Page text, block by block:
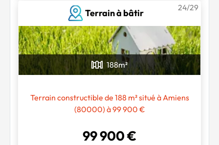
Terrain à bâtir
24/29
188m²
Terrain constructible de 188 m² situé à Amiens
(80000) à 99 900 €
99 900 €